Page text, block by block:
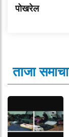
पोखरेल
ताजा